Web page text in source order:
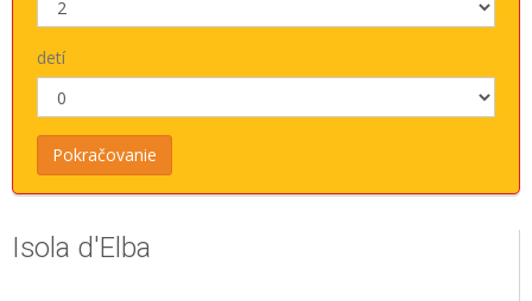
detí
Isola d'Elba